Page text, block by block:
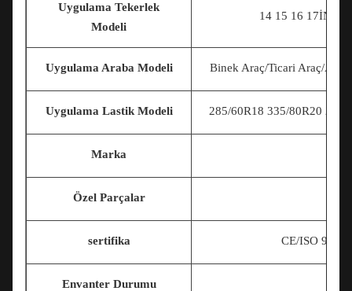
Uygulama Tekerlek
Modeli
14 15 16 17İNÇ
Uygulama Araba Modeli Binek Araç/Ticari Araç/
Uygulama Lastik Modeli 285/60R18 335/80R20
Marka
Özel Parçalar
sertifika CE/ISO
Envanter Durumu